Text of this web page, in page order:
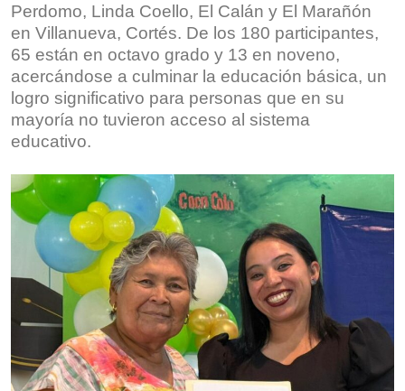
Perdomo, Linda Coello, El Calán y El Marañón
en Villanueva, Cortés. De los 180 participantes,
65 están en octavo grado y 13 en noveno,
acercándose a culminar la educación básica, un
logro significativo para personas que en su
mayoría no tuvieron acceso al sistema
educativo.